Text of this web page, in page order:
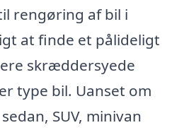
rengøring af bil i
at finde et pålideligt
skræddersyede
type bil. Uanset om
SUV, minivan